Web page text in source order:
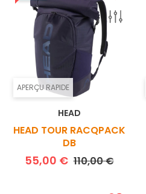
APERÇU RAPIDE
HEAD
HEAD TOUR RACQPACK
DB
55,00 € Prix de base
110,00 €Prix